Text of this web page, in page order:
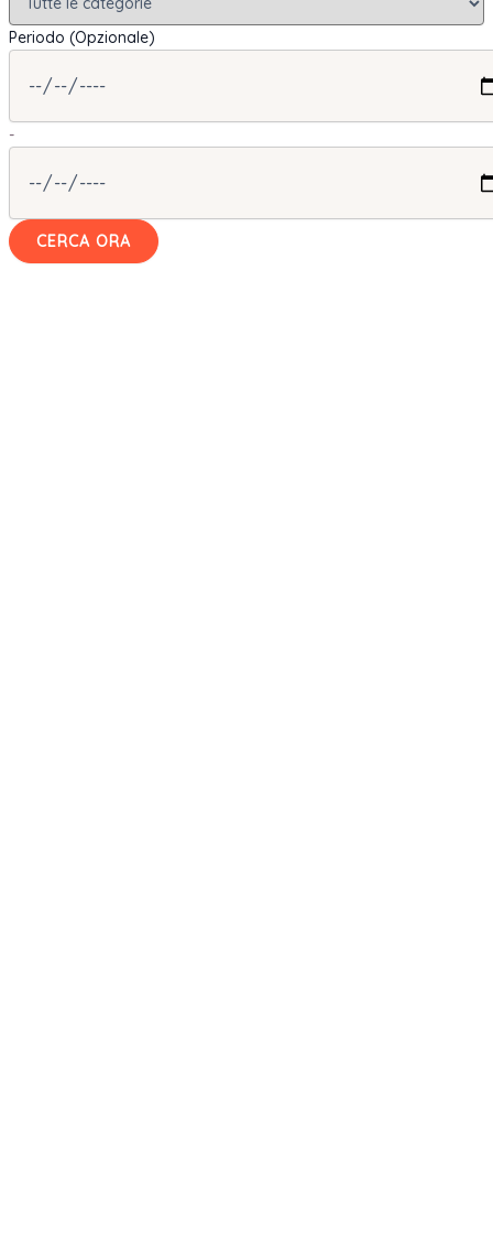
Periodo (Opzionale)
-
CERCA ORA